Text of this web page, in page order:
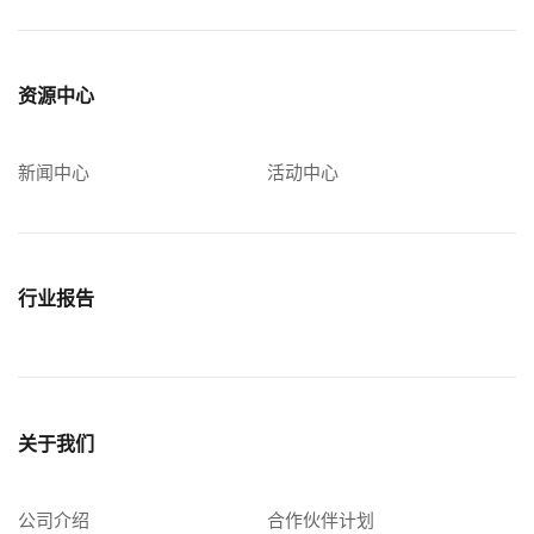
资源中心
新闻中心 活动中心
行业报告
关于我们
公司介绍 合作伙伴计划